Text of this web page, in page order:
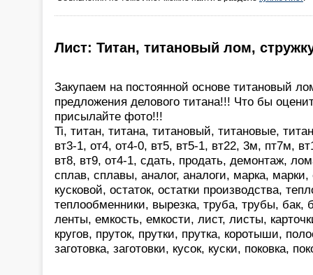
Лист: Титан, титановый лом,
Закупаем на постоянной основе титановый
предложения делового титана!!! Что бы
присылайте фото!!!
Ti, титан, титана, титановый, титановые,
вт3-1, от4, от4-0, вт5, вт5-1, вт22, 3м, пт7м,
вт8, вт9, от4-1, сдать, продать, демонтаж,
сплав, сплавы, аналог, аналоги, марка, марки,
кусковой, остаток, остатки производства,
теплообменники, вырезка, труба, трубы, бак,
ленты, емкость, емкости, лист, листы,
кругов, пруток, прутки, прутка, коротыши,
заготовка, заготовки, кусок, куски, поковка,